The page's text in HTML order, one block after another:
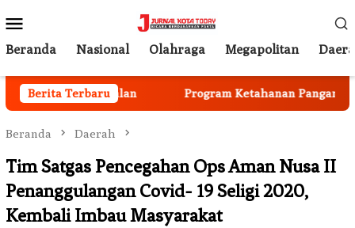
ke
kontenMobile
Beranda Nasional Olahraga Megapolitan
Berita Terbaru
Mulai Berjalan Program Ketahanan Pangan
Beranda Daerah
Tim Satgas Pencegahan Ops Aman Nusa II
Penanggulangan Covid- 19 Seligi 2020,
Kembali Imbau Masyarakat